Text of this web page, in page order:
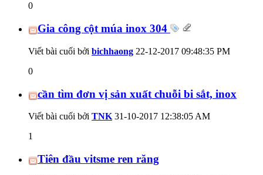
0
Gia công cột múa inox 304
Viết bài cuối bởi bichhaong 22-12-2017 09:48:35 PM
0
cần tìm đơn vị sản xuất chuỗi bi sắt, inox
Viết bài cuối bởi TNK 31-10-2017 12:38:05 AM
1
Tiên đầu vitsme ren răng